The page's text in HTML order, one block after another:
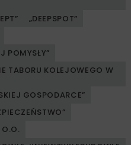
„DEEPSPOT”
POMYSŁY”
TABORU KOLEJOWEGO W
GOSPODARCE”